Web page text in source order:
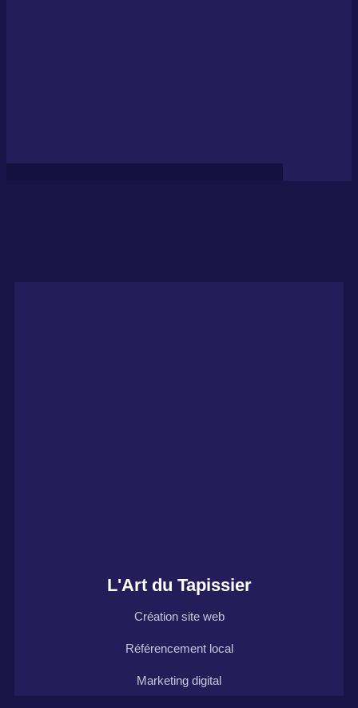
L'Art du Tapissier
Création site web
Référencement local
Marketing digital